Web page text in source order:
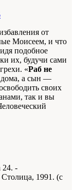
от
Моисеем, и что
подобное
их, будучи сами
«Раб не
дома, а сын —
своих
так и вы
24. -
1991. (с